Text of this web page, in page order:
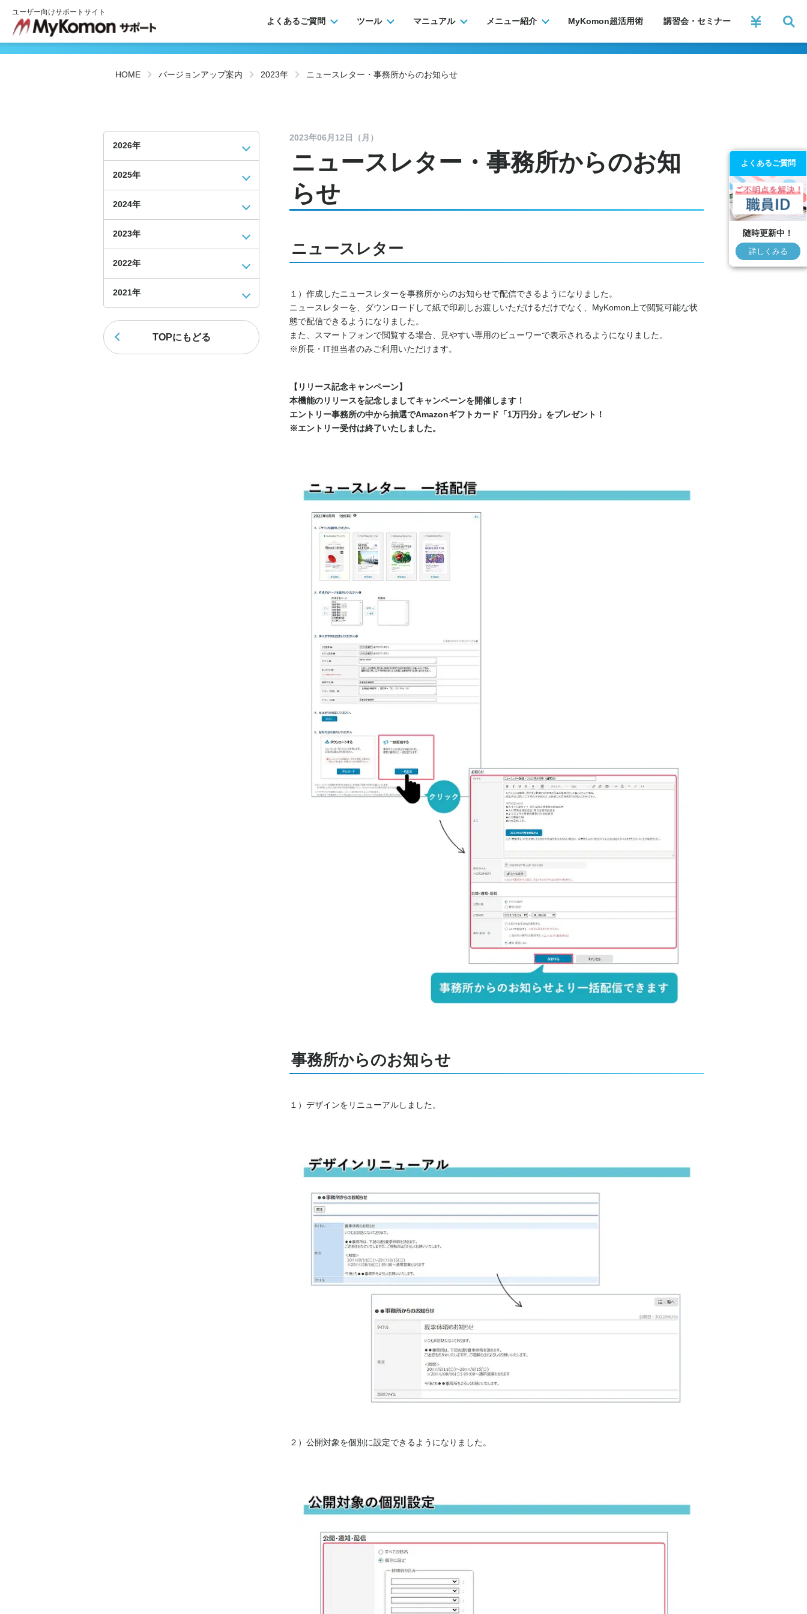
ユーザー向けサポートサイト
よくあるご質問 ツール マニュアル メニュー紹介 MyKomon超活用術 講習会・セミナー
HOME バージョンアップ案内 2023年 ニュースレター・事務所からのお知らせ
2026年
2025年
2024年
2023年
2022年
2021年
TOPにもどる
2023年06月12日（月）
ニュースレター・事務所からのお知
らせ
ニュースレター
１）作成したニュースレターを事務所からのお知らせで配信できるようになりました。
ニュースレターを、ダウンロードして紙で印刷しお渡しいただけるだけでなく、MyKomon上で閲覧可能な状
態で配信できるようになりました。
また、スマートフォンで閲覧する場合、見やすい専用のビューワーで表示されるようになりました。
※所長・IT担当者のみご利用いただけます。
【リリース記念キャンペーン】
本機能のリリースを記念しましてキャンペーンを開催します！
エントリー事務所の中から抽選でAmazonギフトカード「1万円分」をプレゼント！
※エントリー受付は終了いたしました。
事務所からのお知らせ
１）デザインをリニューアルしました。
２）公開対象を個別に設定できるようになりました。
よくあるご質問
随時更新中！
詳しくみる